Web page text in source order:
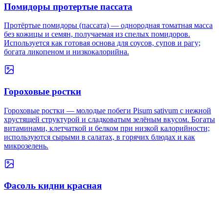
Помидоры протертые пассата
Протёртые помидоры (пассата) — однородная томатная масса
без кожицы и семян, получаемая из спелых помидоров.
Используется как готовая основа для соусов, супов и рагу;
богата ликопеном и низкокалорийна.
Гороховые ростки
Гороховые ростки — молодые побеги Pisum sativum с нежной
хрустящей структурой и сладковатым зелёным вкусом. Богаты
витаминами, клетчаткой и белком при низкой калорийности;
используются сырыми в салатах, в горячих блюдах и как
микрозелень.
Фасоль кидни красная